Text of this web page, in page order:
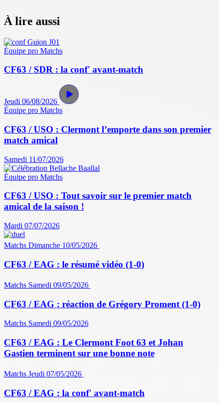
À lire aussi
Équipe pro Matchs
CF63 / SDR : la conf' avant-match
Jeudi 06/08/2026
Équipe pro Matchs
CF63 / USO : Clermont l’emporte dans son premier
match amical
Samedi 11/07/2026
Équipe pro Matchs
CF63 / USO : Tout savoir sur le premier match
amical de la saison !
Mardi 07/07/2026
Matchs Dimanche 10/05/2026
CF63 / EAG : le résumé vidéo (1-0)
Matchs Samedi 09/05/2026
CF63 / EAG : réaction de Grégory Proment (1-0)
Matchs Samedi 09/05/2026
CF63 / EAG : Le Clermont Foot 63 et Johan
Gastien terminent sur une bonne note
Matchs Jeudi 07/05/2026
CF63 / EAG : la conf' avant-match